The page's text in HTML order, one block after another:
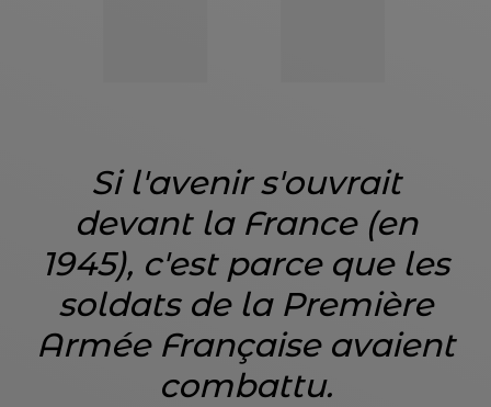
Si l'avenir s'ouvrait
devant la France (en
1945), c'est parce que les
soldats de la Première
Armée Française avaient
combattu.